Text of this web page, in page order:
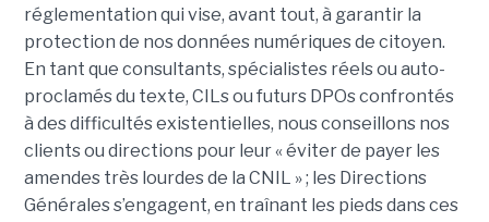
réglementation qui vise, avant tout, à garantir la
protection de nos données numériques de citoyen.
En tant que consultants, spécialistes réels ou auto-
proclamés du texte, CILs ou futurs DPOs confrontés
à des difficultés existentielles, nous conseillons nos
clients ou directions pour leur « éviter de payer les
amendes très lourdes de la CNIL » ; les Directions
Générales s’engagent, en traînant les pieds dans ces